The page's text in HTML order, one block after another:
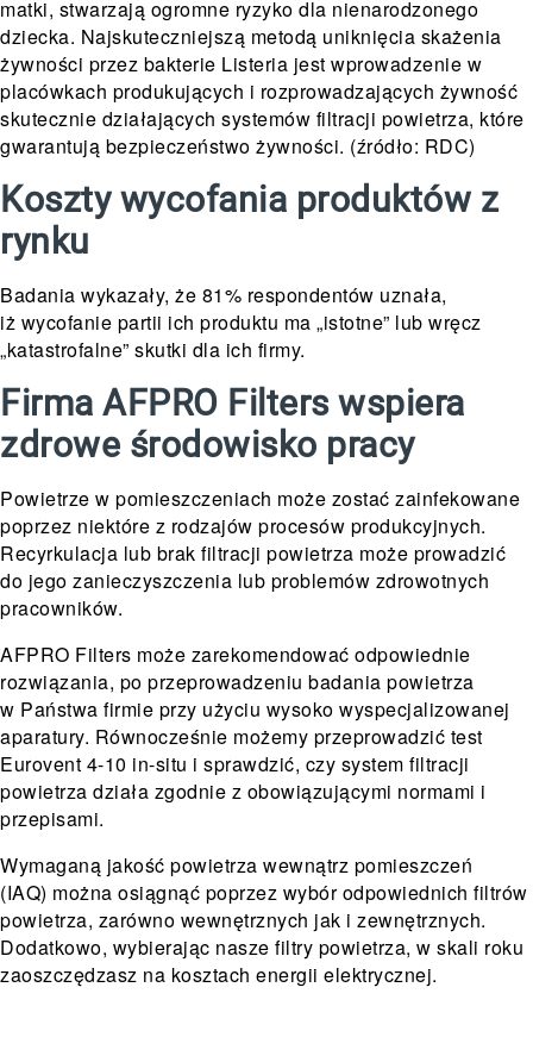
matki, stwarzają ogromne ryzyko dla nienarodzonego
dziecka. Najskuteczniejszą metodą uniknięcia skażenia
żywności przez bakterie Listeria jest wprowadzenie w
placówkach produkujących i rozprowadzających żywność
skutecznie działających systemów filtracji powietrza, które
gwarantują bezpieczeństwo żywności. (źródło: RDC)
Koszty wycofania produktów z
rynku
Badania wykazały, że 81% respondentów uznała,
iż wycofanie partii ich produktu ma „istotne” lub wręcz
„katastrofalne” skutki dla ich firmy.
Firma AFPRO Filters wspiera
zdrowe środowisko pracy
Powietrze w pomieszczeniach może zostać zainfekowane
poprzez niektóre z rodzajów procesów produkcyjnych.
Recyrkulacja lub brak filtracji powietrza może prowadzić
do jego zanieczyszczenia lub problemów zdrowotnych
pracowników.
AFPRO Filters może zarekomendować odpowiednie
rozwiązania, po przeprowadzeniu badania powietrza
w Państwa firmie przy użyciu wysoko wyspecjalizowanej
aparatury. Równocześnie możemy przeprowadzić test
Eurovent 4-10 in-situ i sprawdzić, czy system filtracji
powietrza działa zgodnie z obowiązującymi normami i
przepisami.
Wymaganą jakość powietrza wewnątrz pomieszczeń
(IAQ) można osiągnąć poprzez wybór odpowiednich filtrów
powietrza, zarówno wewnętrznych jak i zewnętrznych.
Dodatkowo, wybierając nasze filtry powietrza, w skali roku
zaoszczędzasz na kosztach energii elektrycznej.